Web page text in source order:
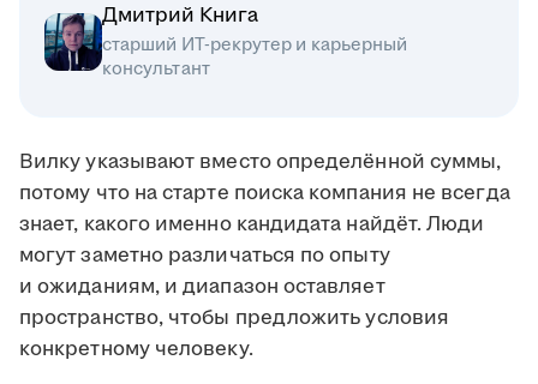
Дмитрий Книга
старший ИТ-рекрутер и карьерный
консультант
Вилку указывают вместо определённой суммы,
потому что на старте поиска компания не всегда
знает, какого именно кандидата найдёт. Люди
могут заметно различаться по опыту
и ожиданиям, и диапазон оставляет
пространство, чтобы предложить условия
конкретному человеку.